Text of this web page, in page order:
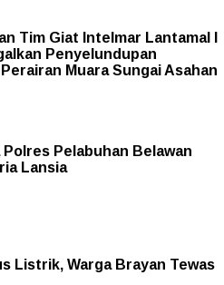
Tim Giat Intelmar Lantamal I
Penyelundupan
Muara Sungai Asahan
Pelabuhan Belawan
Lansia
Listrik, Warga Brayan Tewas